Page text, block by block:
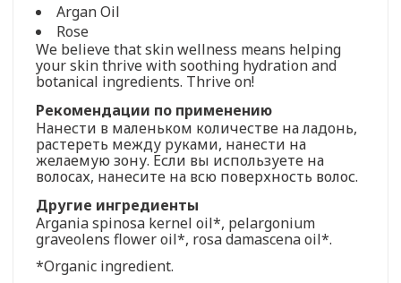
Argan Oil
Rose
We believe that skin wellness means helping
your skin thrive with soothing hydration and
botanical ingredients. Thrive on!
Рекомендации по применению
Нанести в маленьком количестве на ладонь,
растереть между руками, нанести на
желаемую зону. Если вы используете на
волосах, нанесите на всю поверхность волос.
Другие ингредиенты
Argania spinosa kernel oil*, pelargonium
graveolens flower oil*, rosa damascena oil*.
*Organic ingredient.